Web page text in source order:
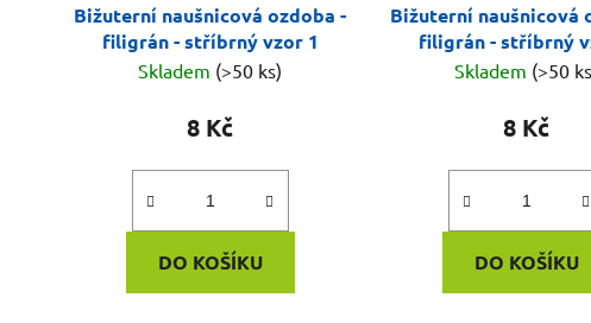
Bižuterní naušnicová ozdoba -
filigrán - stříbrný vzor 1
Skladem (>50 ks)
8 Kč
DO KOŠÍKU
Bižuterní naušnicová
filigrán - stříbrný
Skladem (>50
8 Kč
DO KOŠÍKU